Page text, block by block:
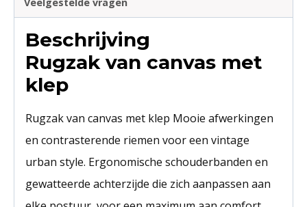
Beschrijving
Rugzak van canvas met
klep
Rugzak van canvas met klep Mooie afwerkingen
en contrasterende riemen voor een vintage
urban style. Ergonomische schouderbanden en
gewatteerde achterzijde die zich aanpassen aan